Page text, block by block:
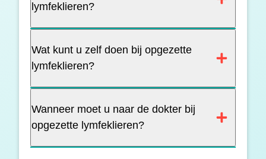
lymfeklieren?
Wat kunt u zelf doen bij opgezette
lymfeklieren?
Wanneer moet u naar de dokter bij
opgezette lymfeklieren?